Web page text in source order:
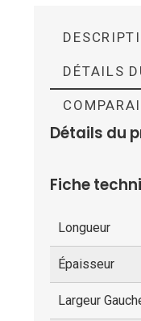
DÉTAILS
Détails du
Fiche
Longueur
Épaisseur
Largeur